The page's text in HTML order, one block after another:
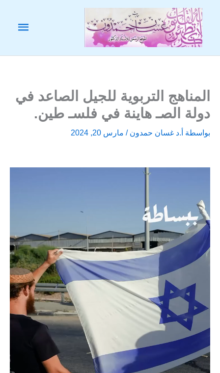
تخطي
المحتوى
المناهج التربوية للجيل الصاعد في
دولة الصـ هاينة في فلسـ طين.
بواسطة أ.د غسان حمدون/ مارس 20, 2024